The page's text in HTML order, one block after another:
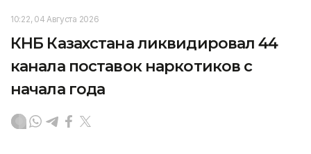
10:22, 04 Августа 2026
КНБ Казахстана ликвидировал 44
канала поставок наркотиков с
начала года